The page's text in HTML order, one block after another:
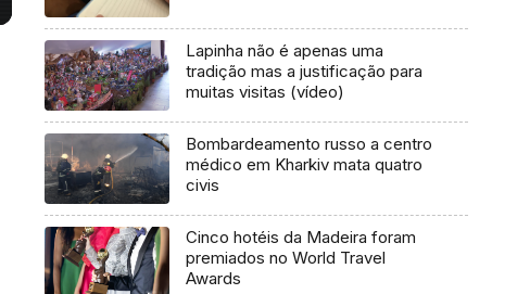
Lapinha não é apenas uma
tradição mas a justificação para
muitas visitas (vídeo)
Bombardeamento russo a centro
médico em Kharkiv mata quatro
civis
Cinco hotéis da Madeira foram
premiados no World Travel
Awards